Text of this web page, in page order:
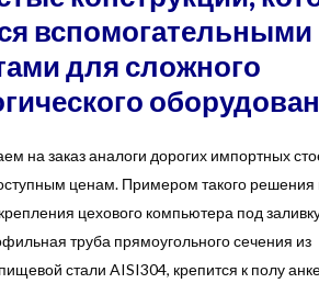
вспомогательными
для сложного
на заказ аналоги дорогих импортных
ценам. Примером такого
цехового компьютера под
труба прямоугольного сечения из
стали AISI304, крепится к полу